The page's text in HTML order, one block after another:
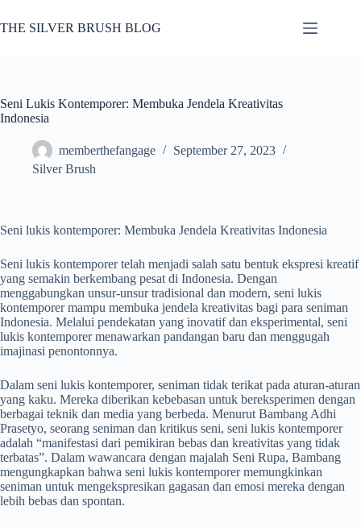
to
content
THE SILVER BRUSH BLOG
Seni Lukis Kontemporer: Membuka Jendela Kreativitas
Indonesia
memberthefangage
September 27, 2023
Silver Brush
Seni lukis kontemporer: Membuka Jendela Kreativitas Indonesia
Seni lukis kontemporer telah menjadi salah satu bentuk ekspresi kreatif
yang semakin berkembang pesat di Indonesia. Dengan
menggabungkan unsur-unsur tradisional dan modern, seni lukis
kontemporer mampu membuka jendela kreativitas bagi para seniman
Indonesia. Melalui pendekatan yang inovatif dan eksperimental, seni
lukis kontemporer menawarkan pandangan baru dan menggugah
imajinasi penontonnya.
Dalam seni lukis kontemporer, seniman tidak terikat pada aturan-aturan
yang kaku. Mereka diberikan kebebasan untuk bereksperimen dengan
berbagai teknik dan media yang berbeda. Menurut Bambang Adhi
Prasetyo, seorang seniman dan kritikus seni, seni lukis kontemporer
adalah “manifestasi dari pemikiran bebas dan kreativitas yang tidak
terbatas”. Dalam wawancara dengan majalah Seni Rupa, Bambang
mengungkapkan bahwa seni lukis kontemporer memungkinkan
seniman untuk mengekspresikan gagasan dan emosi mereka dengan
lebih bebas dan spontan.